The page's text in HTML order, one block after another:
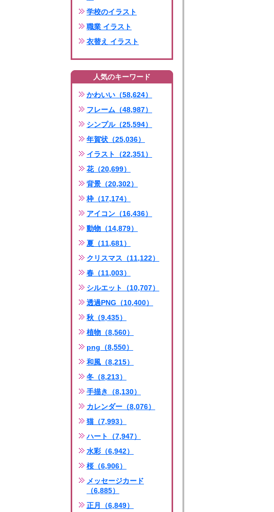
学校のイラスト
職業 イラスト
衣替え イラスト
人気のキーワード
かわいい（58,624）
フレーム（48,987）
シンプル（25,594）
年賀状（25,036）
イラスト（22,351）
花（20,699）
背景（20,302）
枠（17,174）
アイコン（16,436）
動物（14,879）
夏（11,681）
クリスマス（11,122）
春（11,003）
シルエット（10,707）
透過PNG（10,400）
秋（9,435）
植物（8,560）
png（8,550）
和風（8,215）
冬（8,213）
手描き（8,130）
カレンダー（8,076）
猫（7,993）
ハート（7,947）
水彩（6,942）
桜（6,906）
メッセージカード
（6,885）
正月（6,849）